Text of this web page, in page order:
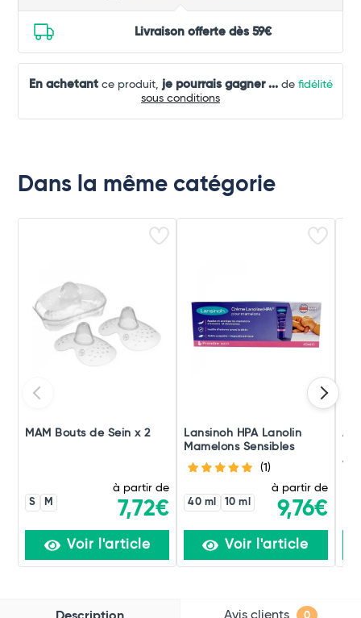
Livraison offerte dès 59€
En achetantce produit, je pourrais gagner ...de fidélité
sous conditions
Dans la même catégorie
MAM Bouts de Sein x 2
S M
à partir de
7,72€
Voir l'article
Lansinoh HPA Lanolin
Mamelons Sensibles
(1)
40 ml 10 ml
à partir de
9,76€
Voir l'article
40
Avis clients